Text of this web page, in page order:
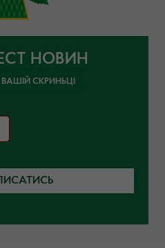
НОВИН
СКРИНЬЦІ